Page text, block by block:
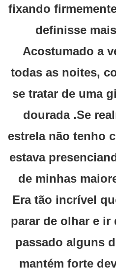
fixando
definisse
Acostumado a
todas as noites,
se tratar de uma
dourada .Se
estrela não tenho
estava
de minhas
Era tão incrível
parar de olhar e ir
passado alguns
mantém forte